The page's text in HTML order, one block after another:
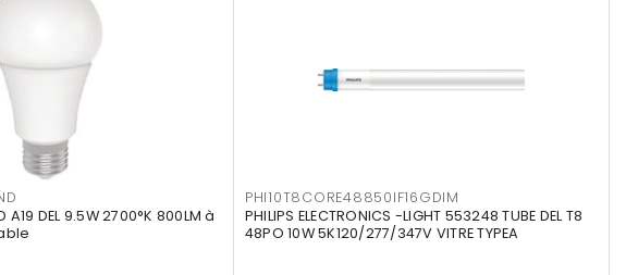
DEL 9.5W 2700°K 800LM à
PHI10T8CORE48850IF16GDIM
PHILIPS ELECTRONICS -LIGHT 553248 TUBE DEL T8
48PO 10W 5K120/277/347V VITRE TYPEA